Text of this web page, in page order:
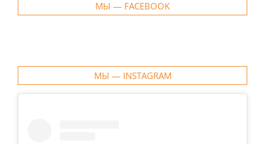
МЫ — FACEBOOK
МЫ — INSTAGRAM